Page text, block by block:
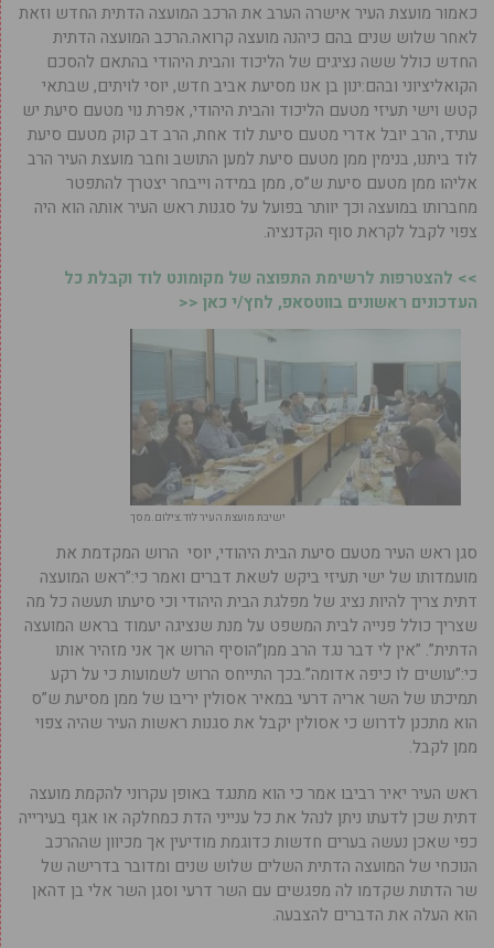
כאמור מועצת העיר אישרה הערב את הרכב המועצה הדתית החדש וזאת
לאחר שלוש שנים בהם כיהנה מועצה קרואה.הרכב המועצה הדתית
החדש כולל ששה נציגים של הליכוד והבית היהודי בהתאם להסכם
הקואליציוני ובהם:ינון בן אנו מסיעת אביב חדש, יוסי לויתים, שבתאי
קטש וישי תעיזי מטעם הליכוד והבית היהודי, אפרת נוי מטעם סיעת יש
עתיד, הרב יובל אדרי מטעם סיעת לוד אחת, הרב דב קוק מטעם סיעת
לוד ביתנו, בנימין ממן מטעם סיעת למען התושב וחבר מועצת העיר הרב
אליהו ממן מטעם סיעת ש”ס, ממן במידה וייבחר יצטרך להתפטר
מחברותו במועצה וכך יוותר בפועל על סגנות ראש העיר אותה הוא היה
צפוי לקבל לקראת סוף הקדנציה.
>> להצטרפות לרשימת התפוצה של מקומונט לוד וקבלת כל
העדכונים ראשונים בווטסאפ, לחץ/י כאן <<
ישיבת מועצת העיר לוד.צילום.מסך
סגן ראש העיר מטעם סיעת הבית היהודי, יוסי הרוש המקדמת את
מועמדותו של ישי תעיזי ביקש לשאת דברים ואמר כי:”ראש המועצה
דתית צריך להיות נציג של מפלגת הבית היהודי וכי סיעתו תעשה כל מה
שצריך כולל פנייה לבית המשפט על מנת שנציגה יעמוד בראש המועצה
הדתית”. ”אין לי דבר נגד הרב ממן”הוסיף הרוש אך אני מזהיר אותו
כי:”עושים לו כיפה אדומה”.בכך התייחס הרוש לשמועות כי על רקע
תמיכתו של השר אריה דרעי במאיר אסולין יריבו של ממן מסיעת ש”ס
הוא מתכנן לדרוש כי אסולין יקבל את סגנות ראשות העיר שהיה צפוי
ממן לקבל.
ראש העיר יאיר רביבו אמר כי הוא מתנגד באופן עקרוני להקמת מועצה
דתית שכן לדעתו ניתן לנהל את כל ענייני הדת כמחלקה או אגף בעירייה
כפי שאכן נעשה בערים חדשות כדוגמת מודיעין אך מכיוון שההרכב
הנוכחי של המועצה הדתית השלים שלוש שנים ומדובר בדרישה של
שר הדתות שקדמו לה מפגשים עם השר דרעי וסגן השר אלי בן דהאן
הוא העלה את הדברים להצבעה.